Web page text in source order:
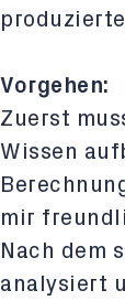
Vorgehen:
Zuerst
Wissen
mir
Nach dem
analysiert